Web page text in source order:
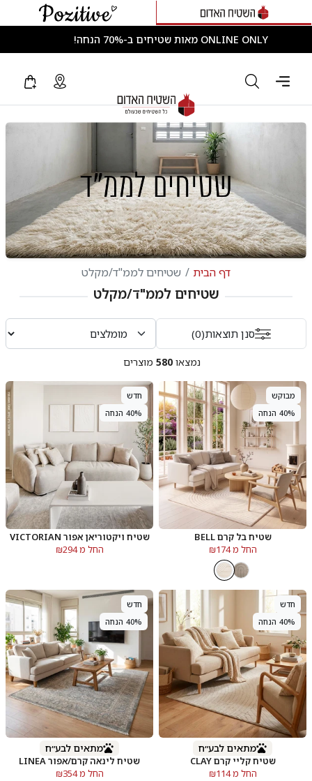
ONLINE ONLY מאות שטיחים ב-70% הנחה!
דף הבית שטיחים לממ"ד/מקלט
שטיחים לממ"ד/מקלט
סנן תוצאות(0)
נמצאו580 מוצרים
מבוקש
40% הנחה
שטיח בל קרם BELL
החל מ ₪174
חדש
40% הנחה
שטיח ויקטוריאן אפור VICTORIAN
החל מ ₪294
חדש
40% הנחה
מתאים לבע״ח
שטיח קליי קרם CLAY
החל מ ₪114
חדש
40% הנחה
מתאים לבע״ח
שטיח לינאה קרם/אפור LINEA
החל מ ₪354